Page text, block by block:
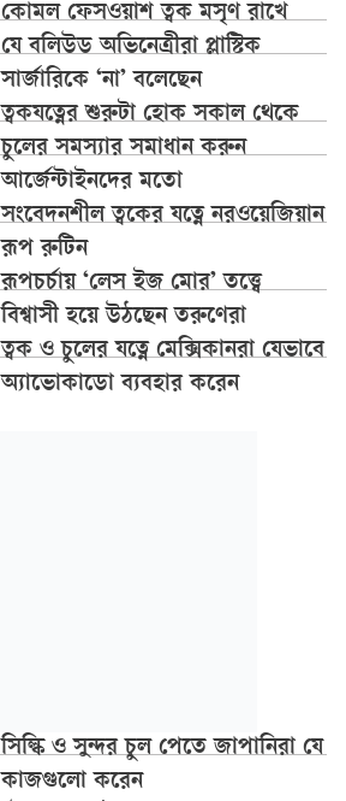
কোমল ফেসওয়াশ ত্বক মসৃণ রাখে
যে বলিউড অভিনেত্রীরা প্লাস্টিক
সার্জারিকে ‘না’ বলেছেন
ত্বকযত্নের শুরুটা হোক সকাল থেকে
চুলের সমস্যার সমাধান করুন
আর্জেন্টাইনদের মতো
সংবেদনশীল ত্বকের যত্নে নরওয়েজিয়ান
রূপ রুটিন
রূপচর্চায় ‘লেস ইজ মোর’ তত্ত্বে
বিশ্বাসী হয়ে উঠছেন তরুণেরা
ত্বক ও চুলের যত্নে মেক্সিকানরা যেভাবে
অ্যাভোকাডো ব্যবহার করেন
সিল্কি ও সুন্দর চুল পেতে জাপানিরা যে
কাজগুলো করেন